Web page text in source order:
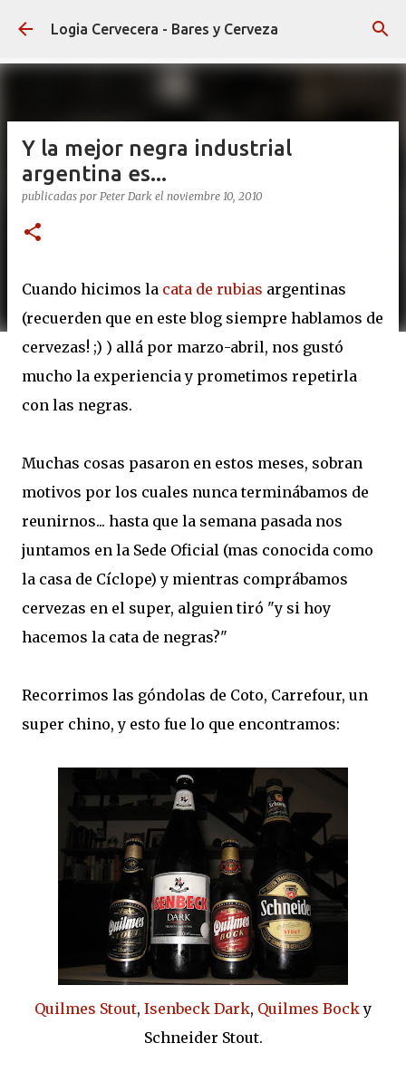
Ir al contenido principal
Logia Cervecera - Bares y Cerveza
Y la mejor negra industrial
argentina es...
publicadas por Peter Dark el noviembre 10, 2010
Cuando hicimos la cata de rubias argentinas
(recuerden que en este blog siempre hablamos de
cervezas! ;) ) allá por marzo-abril, nos gustó
mucho la experiencia y prometimos repetirla
con las negras.
Muchas cosas pasaron en estos meses, sobran
motivos por los cuales nunca terminábamos de
reunirnos... hasta que la semana pasada nos
juntamos en la Sede Oficial (mas conocida como
la casa de Cíclope) y mientras comprábamos
cervezas en el super, alguien tiró "y si hoy
hacemos la cata de negras?"
Recorrimos las góndolas de Coto, Carrefour, un
super chino, y esto fue lo que encontramos:
Quilmes Stout, Isenbeck Dark, Quilmes Bocky
Schneider Stout.